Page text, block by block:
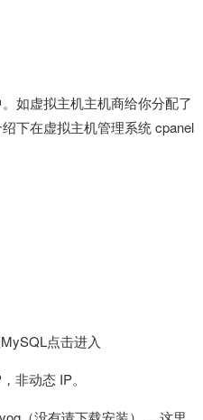
如虚拟主机主机商给你分配了
下在虚拟主机管理系统 cpanel
点击进入
非动态 IP。